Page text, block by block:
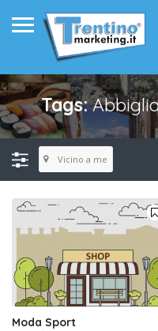
Tags:
Vicino a me
Moda Sport